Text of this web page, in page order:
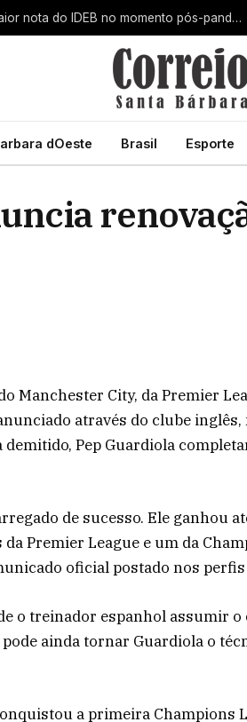
Santa Bárbara d’Oeste alcança maior nota do IDEB no momento pós-pandemia
dOeste Brasil Esporte
Manchester City, da Premier
através do clube
demitido, Pep Guardiola
de sucesso. Ele ganhou
Premier League e um da
oficial postado nos
o treinador espanhol assumir o
ainda tornar Guardiola o
a primeira Champions